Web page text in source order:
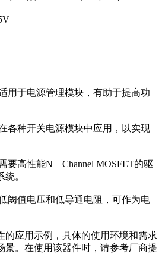
用于电源管理模块，有助于提高功
各种开关电源模块中应用，以实现
要高性能N—Channel MOSFET的驱
。
阈值电压和低导通电阻，可作为电
的应用示例，具体的使用环境和需求
景。在使用该器件时，请参考厂商提